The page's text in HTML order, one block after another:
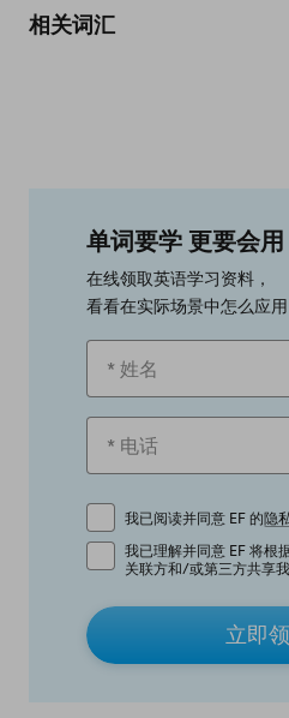
相关词汇
单词要学 更要会用
在线领取英语学习资料，
看看在实际场景中怎么应用
我已阅读并同意 EF 的隐
我已理解并同意 EF 将根
关联方和/或第三方共享
立即